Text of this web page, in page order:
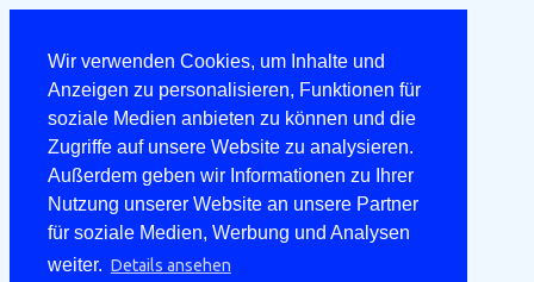
Wir verwenden Cookies, um Inhalte und
Anzeigen zu personalisieren, Funktionen für
soziale Medien anbieten zu können und die
Zugriffe auf unsere Website zu analysieren.
Außerdem geben wir Informationen zu Ihrer
Nutzung unserer Website an unsere Partner
für soziale Medien, Werbung und Analysen
weiter. Details ansehen